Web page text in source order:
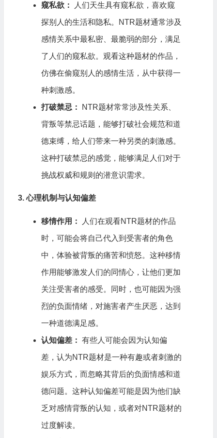
窥私欲： 人们天生具有窥私欲，喜欢窥
探别人的生活和隐私。NTR题材通常涉及
感情关系中最私密、最脆弱的部分，满足
了人们的窥私欲。观看这种题材的作品，
仿佛在偷窥别人的感情生活，从中获得一
种刺激感。
打破禁忌： NTR题材常常涉及性关系、
背叛等禁忌话题，能够打破社会规范和道
德束缚，给人们带来一种另类的刺激感。
这种打破禁忌的感觉，能够满足人们对于
挑战权威和规则的潜意识需求。
3. 心理机制与认知偏差
移情作用： 人们在观看NTR题材的作品
时，可能会将自己代入到受害者的角色
中，体验被背叛的痛苦和愤怒。这种移情
作用能够激发人们的同情心，让他们更加
关注受害者的感受。同时，也可能因为强
烈的负面情绪，对施害者产生厌恶，达到
一种道德满足感。
认知偏差： 有些人可能会因为认知偏
差，认为NTR题材是一种有趣或者刺激的
娱乐方式，而忽略其背后的负面情感和道
德问题。这种认知偏差可能是因为他们缺
乏对感情背叛的认知，或者对NTR题材的
过度解读。